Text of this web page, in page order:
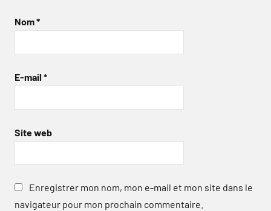
Nom*
E-mail *
Site web
Enregistrer mon nom, mon e-mail et mon site dans le
navigateur pour mon prochain commentaire.